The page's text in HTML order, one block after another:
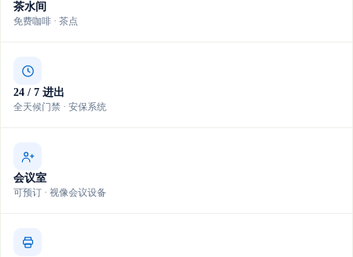
茶水间
免费咖啡 · 茶点
24 / 7 进出
全天候门禁 · 安保系统
会议室
可预订 · 视像会议设备